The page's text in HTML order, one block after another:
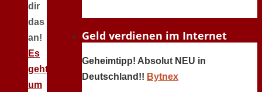
dir
das
an!
Es
geht
um
Geld verdienen im Internet
Geheimtipp! Absolut NEU in
Deutschland!! Bytnex